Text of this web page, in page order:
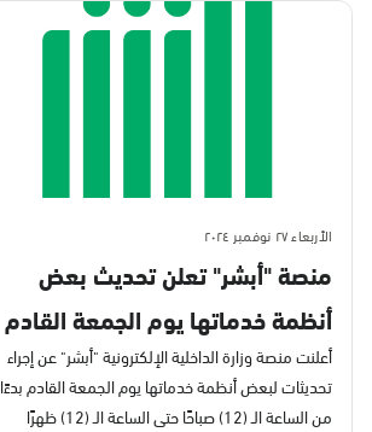
الأربعاء ٢٧ نوفمبر ٢٠٢٤
منصة "أبشر" تعلن تحديث بعض
أنظمة خدماتها يوم الجمعة القادم
أعلنت منصة وزارة الداخلية الإلكترونية "أبشر" عن إجراء
تحديثات لبعض أنظمة خدماتها يوم الجمعة القادم بدءًا
من الساعة الـ (12) صباحًا حتى الساعة الـ (12) ظهرًا